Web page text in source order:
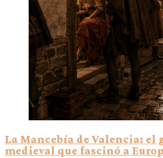
La Mancebía de Valencia: el
medieval que fascinó a